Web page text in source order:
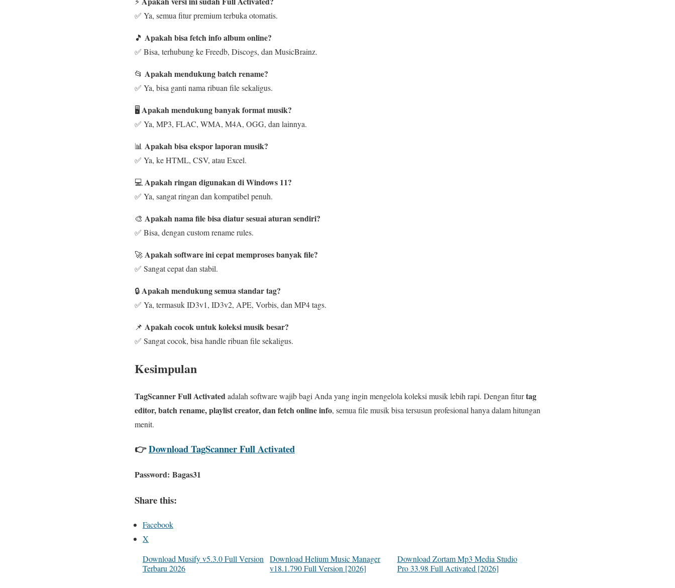
✅ Ya, semua fitur premium terbuka otomatis.
🎵 Apakah bisa fetch info album online?
✅ Bisa, terhubung ke Freedb, Discogs, dan MusicBrainz.
📂 Apakah mendukung batch rename?
✅ Ya, bisa ganti nama ribuan file sekaligus.
🖥️ Apakah mendukung banyak format musik?
✅ Ya, MP3, FLAC, WMA, M4A, OGG, dan lainnya.
📊 Apakah bisa ekspor laporan musik?
✅ Ya, ke HTML, CSV, atau Excel.
💻Apakah ringan digunakan di Windows 11?
✅ Ya, sangat ringan dan kompatibel penuh.
🎨 Apakah nama file bisa diatur sesuai aturan sendiri?
✅ Bisa, dengan custom rename rules.
🚀Apakah software ini cepat memproses banyak file?
✅ Sangat cepat dan stabil.
🔒Apakah mendukung semua standar tag?
✅ Ya, termasuk ID3v1, ID3v2, APE, Vorbis, dan MP4 tags.
📌 Apakah cocok untuk koleksi musik besar?
✅ Sangat cocok, bisa handle ribuan file sekaligus.
Kesimpulan
TagScanner Full Activatedadalah software wajib bagi Anda yang ingin mengelola koleksi musik lebih rapi. Dengan fiturtag
editor, batch rename, playlist creator, dan fetch online info, semua file musik bisa tersusun profesional hanya dalam hitungan
menit.
👉Download TagScanner Full Activated
Password: Bagas31
Share this:
Facebook
X
Download Musify v5.3.0 Full Version
Terbaru 2026
Download Helium Music Manager
v18.1.790 Full Version [2026]
Download Zortam Mp3 Media Studio
Pro 33.98 Full Activated [2026]